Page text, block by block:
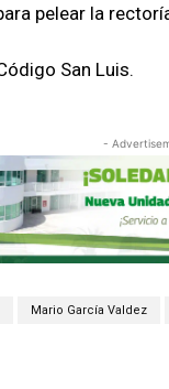
pelear la
San Luis.
-
Mario García Valdez